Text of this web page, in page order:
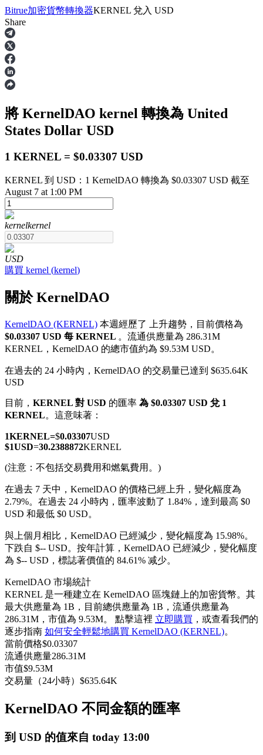
合約
USDT永續
多種以USDT結算的永續合約
幣本位永續
以數字貨幣為保證金的永續合約
TradFi
美股、外匯、貴金屬及大宗商品衍生性商品
USDC永續
多種以USDC結算的永續合約
跟單
與頂尖交易專家同行
Bitrue加密貨幣轉換器KERNEL 兌入 USD
Share
將 KernelDAO kernel 轉換為 United
States Dollar USD
1 KERNEL = $0.03307 USD
KERNEL 到 USD：1 KernelDAO 轉換為 $0.03307 USD 截至
August 7 at 1:00 PM
kernelkernel
USD
購買 kernel (kernel)
關於 KernelDAO
KernelDAO (KERNEL) 本週經歷了 上升趨勢，目前價格為
$0.03307 USD 每 KERNEL 。流通供應量為 286.31M
KERNEL，KernelDAO 的總市值約為 $9.53M USD。
在過去的 24 小時內，KernelDAO 的交易量已達到 $635.64K
USD
目前， KERNEL 對 USD 的匯率 為 $0.03307 USD 兌 1
KERNEL。這意味著：
1KERNEL=$0.03307USD
$1USD=30.2388872KERNEL
(注意：不包括交易費用和燃氣費用。)
在過去 7 天中，KernelDAO 的價格已經上升，變化幅度為
2.79%。 在過去 24 小時內，匯率波動了 1.84%，達到最高 $0
USD 和最低 $0 USD。
與上個月相比，KernelDAO 已經減少，變化幅度為 15.98%。
下跌自 $-- USD。 按年計算，KernelDAO 已經減少，變化幅度
為 $-- USD，標誌著價值的 84.61% 减少。
KernelDAO 市場統計
KERNEL 是一種建立在 KernelDAO 區塊鏈上的加密貨幣。其
最大供應量為 1B，目前總供應量為 1B，流通供應量為
286.31M，市值為 9.53M。 點擊這裡 立即購買 ，或查看我們的
逐步指南 如何安全輕鬆地購買 KernelDAO (KERNEL)。
當前價格$0.03307
流通供應量286.31M
市值$9.53M
交易量（24小時） $635.64K
KernelDAO 不同金額的匯率
到 USD 的值來自 today 13:00